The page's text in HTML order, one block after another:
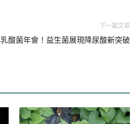
顱內動脈瘤血管內栓塞
赫然發現病人右側頸動
側頸動脈及右側顱內椎
下一篇文章
酸菌年會！益生菌展現降尿酸新突破